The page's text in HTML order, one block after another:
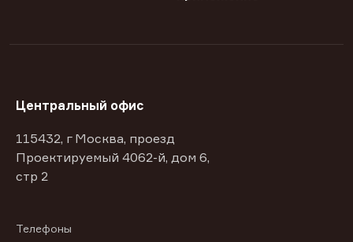
Центральный офис
115432, г Москва, проезд
Проектируемый 4062-й, дом 6,
стр 2
Телефоны